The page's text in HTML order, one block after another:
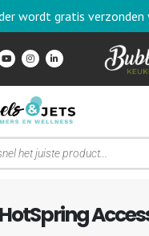
wordt gratis verzonden
HotSpring